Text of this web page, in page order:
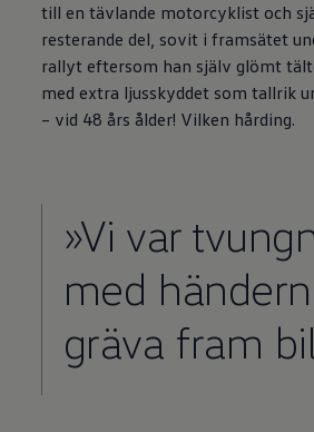
till en tävlande motorcyklist och
resterande del, sovit i framsätet
rallyt eftersom han själv glömt
med extra ljusskyddet som tallrik
– vid 48 års ålder! Vilken hårding.
»Vi var
med
gräva fram